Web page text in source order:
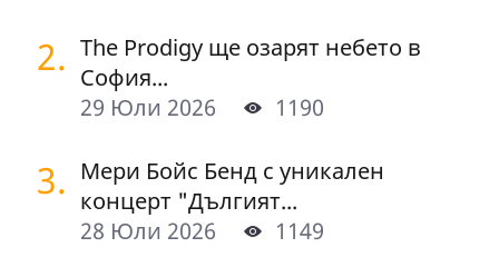
2. The Prodigy ще озарят небето в
София...
29 Юли 2026
1190
3. Мери Бойс Бенд с уникален
концерт "Дългият...
28 Юли 2026
1149